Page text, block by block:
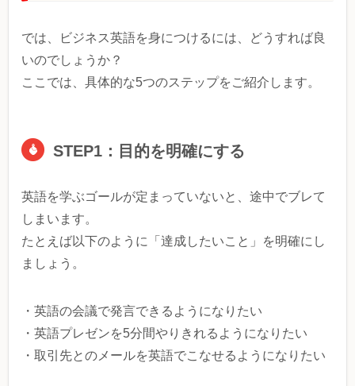
では、ビジネス英語を身につけるには、どうすれば良
いのでしょうか？
ここでは、具体的な5つのステップをご紹介します。
STEP1：目的を明確にする
英語を学ぶゴールが定まっていないと、途中でブレて
しまいます。
たとえば以下のように「達成したいこと」を明確にし
ましょう。
・英語の会議で発言できるようになりたい
・英語プレゼンを5分間やりきれるようになりたい
・取引先とのメールを英語でこなせるようになりたい